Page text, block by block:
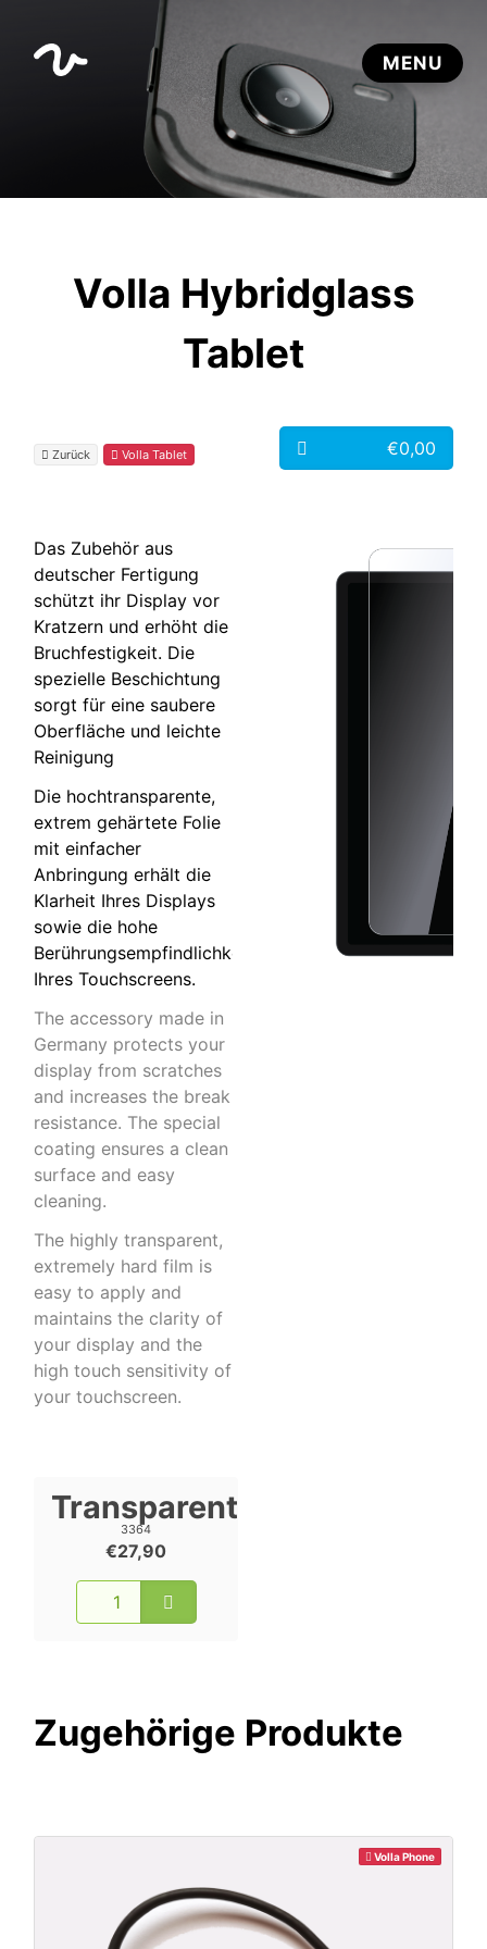
Volla Hybridglass
Tablet
Zurück Volla Tablet €0,00
Das Zubehör aus
deutscher Fertigung
schützt ihr Display vor
Kratzern und erhöht die
Bruchfestigkeit. Die
spezielle Beschichtung
sorgt für eine saubere
Oberfläche und leichte
Reinigung
Die hochtransparente,
extrem gehärtete Folie
mit einfacher
Anbringung erhält die
Klarheit Ihres Displays
sowie die hohe
Berührungsempfindlichkeit
Ihres Touchscreens.
The accessory made in
Germany protects your
display from scratches
and increases the break
resistance. The special
coating ensures a clean
surface and easy
cleaning.
The highly transparent,
extremely hard film is
easy to apply and
maintains the clarity of
your display and the
high touch sensitivity of
your touchscreen.
Transparent
3364
€27,90
Zugehörige Produkte
Volla Phone